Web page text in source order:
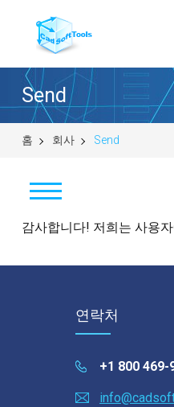
Send
홈 회사 Send
뉴스
고객
감사합니다! 저희는 사용
연락처
+1 800 469-